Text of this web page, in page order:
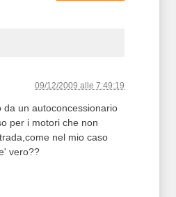
09/12/2009 alle 7:49:19
da un autoconcessionario
per i motori che non
nel mio caso
vero??